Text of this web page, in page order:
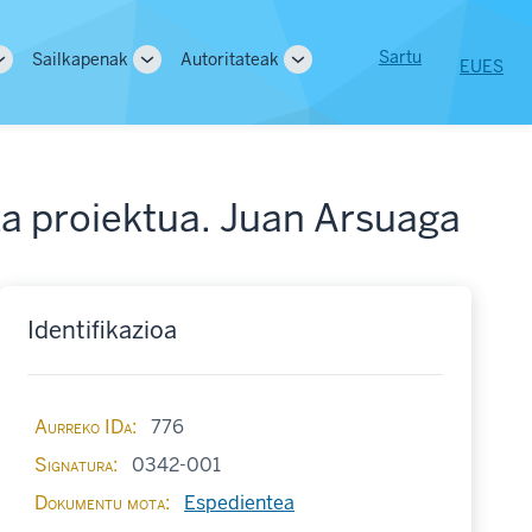
Sailkapenak
ToggleAutoritateak
Toggle
User
menu
Sartu EUES
proiektua. Juan Arsuaga
Identifikazioa
Aurreko IDa
776
Signatura
0342-001
Dokumentu mota
Espedientea